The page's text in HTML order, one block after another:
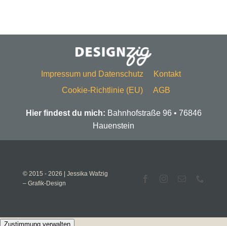
Impressum und Datenschutz
Kontakt
Cookie-Richtlinie (EU)
AGB
Hier findest du mich: Bahnhofstraße 96 • 76846
Hauenstein
© 2015 - 2026 | Jessika Wafzig
– Grafik-Design
Zustimmung verwalten